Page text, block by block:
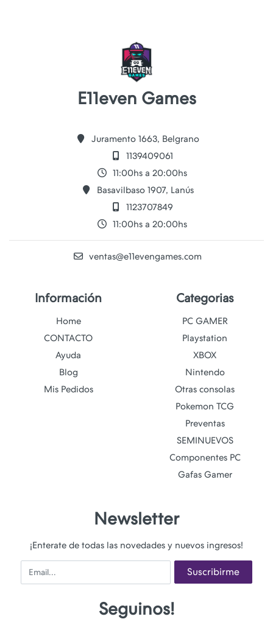
E11even Games
Juramento 1663, Belgrano
1139409061
11:00hs a 20:00hs
Basavilbaso 1907, Lanús
1123707849
11:00hs a 20:00hs
ventas@e11evengames.com
Información
Home
CONTACTO
Ayuda
Blog
Mis Pedidos
Categorias
PC GAMER
Playstation
XBOX
Nintendo
Otras consolas
Pokemon TCG
Preventas
SEMINUEVOS
Componentes PC
Gafas Gamer
Newsletter
¡Enterate de todas las novedades y nuevos ingresos!
Email Suscribirme
Seguinos!